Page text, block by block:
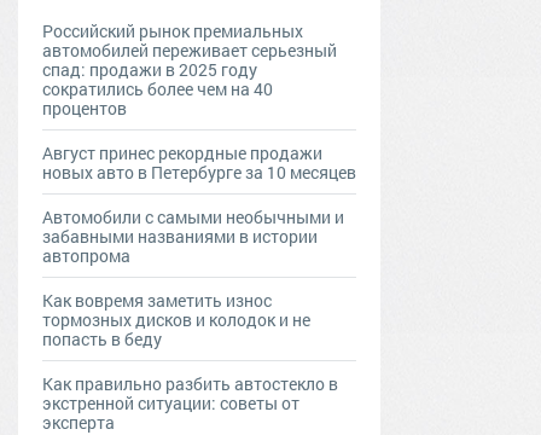
Российский рынок премиальных
автомобилей переживает серьезный
спад: продажи в 2025 году
сократились более чем на 40
процентов
Август принес рекордные продажи
новых авто в Петербурге за 10 месяцев
Автомобили с самыми необычными и
забавными названиями в истории
автопрома
Как вовремя заметить износ
тормозных дисков и колодок и не
попасть в беду
Как правильно разбить автостекло в
экстренной ситуации: советы от
эксперта